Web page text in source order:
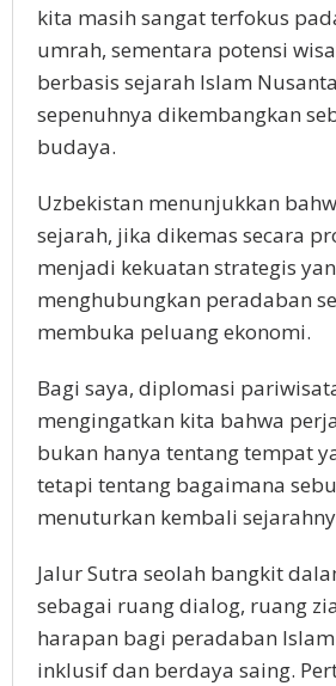
kita masih sangat terfokus
umrah, sementara potensi
berbasis sejarah Islam
sepenuhnya dikembangkan
budaya.
Uzbekistan menunjukkan
sejarah, jika dikemas secara
menjadi kekuatan strategis
menghubungkan peradaban
membuka peluang ekonomi.
Bagi saya, diplomasi
mengingatkan kita bahwa
bukan hanya tentang tempat
tetapi tentang bagaimana
menuturkan kembali
Jalur Sutra seolah bangkit
sebagai ruang dialog, ruang
harapan bagi peradaban
inklusif dan berdaya saing.